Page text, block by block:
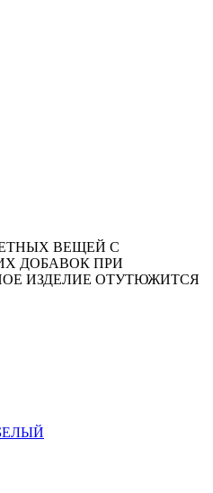
ВЕЩЕЙ С
ДОБАВОК ПРИ
ИЗДЕЛИЕ ОТУТЮЖИТСЯ